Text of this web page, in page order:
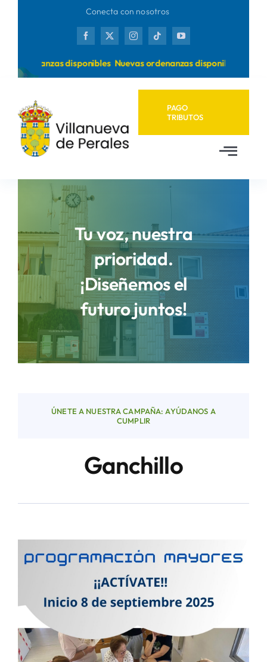
Conecta con nosotros
ordenanzas disponibles Nuevas ordenanzas disponibles
PAGO
TRIBUTOS
Ayuntamiento
Municipio
Áreas
Sede Electrónica
Buscar:
Tu voz, nuestra
prioridad.
¡Diseñemos el
futuro juntos!
ÚNETE A NUESTRA CAMPAÑA: AYÚDANOS A
CUMPLIR
Ganchillo